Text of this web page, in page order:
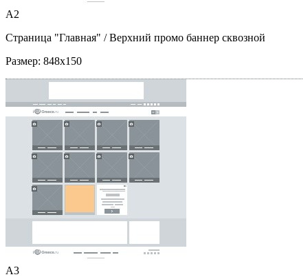
A2
Страница "Главная" / Верхний промо баннер сквозной
Размер: 848x150
A3